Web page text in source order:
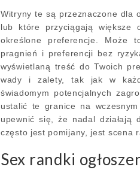
Witryny te są przeznaczone dla
lub które przyciągają większe
określone preferencje. Może
pragnień i preferencji bez
wyświetlaną treść do Twoich
wady i zalety, tak jak w
świadomym potencjalnych
ustalić te granice na
upewnić się, że nadal działają
często jest pomijany, jest scena
Sex randki